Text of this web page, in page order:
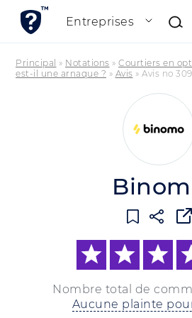
Entreprises
Principal » Notations » Courtiers en
est-il une arnaque ? » Avis » Avis no
Nombre total de
Aucune plainte